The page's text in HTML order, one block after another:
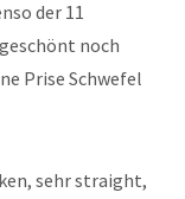
der 11
noch
Prise Schwefel
sehr straight,